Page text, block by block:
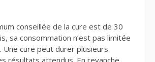
conseillée de la cure est de 30
sa consommation n’est pas limitée
Une cure peut durer plusieurs
résultats attendus. En revanche,